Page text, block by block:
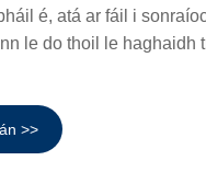
é, atá ar fáil i
le do thoil le haghaidh
>>